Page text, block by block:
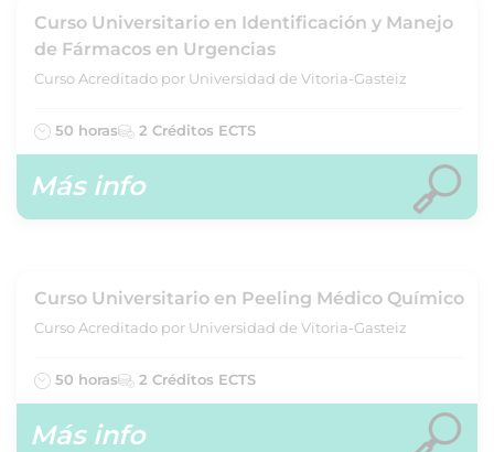
Curso Universitario en Identificación y Manejo
de Fármacos en Urgencias
Curso Acreditado por Universidad de Vitoria-Gasteiz
50 horas 2 Créditos ECTS
Más info
Curso Universitario en Peeling Médico Químico
Curso Acreditado por Universidad de Vitoria-Gasteiz
50 horas 2 Créditos ECTS
Más info